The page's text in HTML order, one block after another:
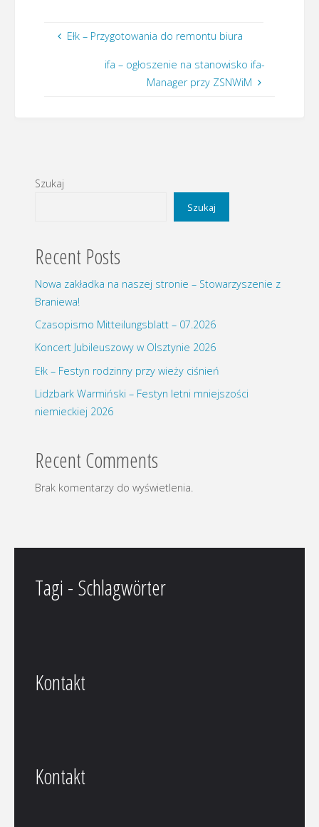
Ełk – Przygotowania do remontu biura
ifa – ogłoszenie na stanowisko ifa-
Manager przy ZSNWiM
Szukaj
Szukaj
Recent Posts
Nowa zakładka na naszej stronie – Stowarzyszenie z
Braniewa!
Czasopismo Mitteilungsblatt – 07.2026
Koncert Jubileuszowy w Olsztynie 2026
Ełk – Festyn rodzinny przy wieży ciśnień
Lidzbark Warmiński – Festyn letni mniejszości
niemieckiej 2026
Recent Comments
Brak komentarzy do wyświetlenia.
Tagi - Schlagwörter
Kontakt
Kontakt